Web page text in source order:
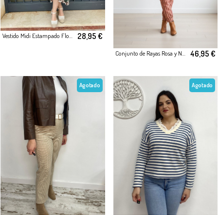
Vestido Midi Estampado Floral & Animal Print 28,95 €
46,95 €
Agotado Agotado